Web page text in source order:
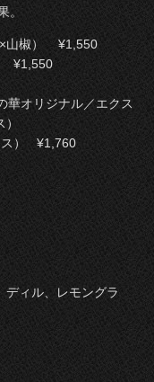
。
×山椒） ¥1,550
¥1,550
オリジナル／エクス
ス） ¥1,760
ディル、レモングラ